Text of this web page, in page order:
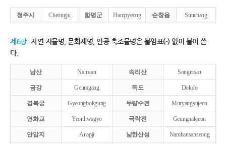
청주시 Cheongju 함평군 Hampyeong 순창읍 Sunchang
제6항 자연 지물명, 문화재명, 인공 축조물명은 붙임표(-) 없이 붙여 쓴
다.
남산 Namsan 속리산 Songnisan
금강 Geumgang 독도 Dokdo
경복궁 Gyeongbokgung 무량수전 Muryangsujeon
연화교 Yeonhwagyo 극락전 Geungnakjeon
안압지 Anapji 남한산성 Namhansanseong